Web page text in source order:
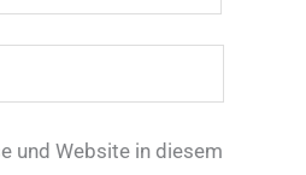
und Website in diesem